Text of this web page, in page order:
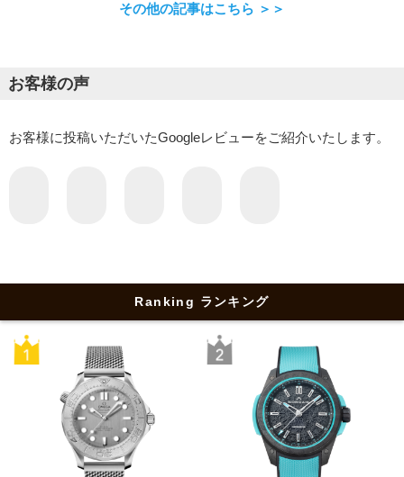
その他の記事はこちら ＞＞
お客様の声
お客様に投稿いただいたGoogleレビューをご紹介いたします。
Ranking ランキング